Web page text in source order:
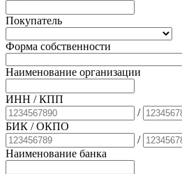
Покупатель
Форма собственности
Наименование организации
ИНН / КПП
/
БИК / ОКПО
/
Наименование банка